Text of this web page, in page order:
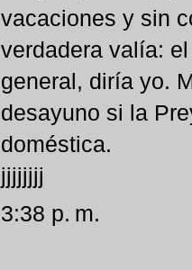
vacaciones y sin
verdadera valía:
general, diría yo.
desayuno si la
doméstica.
jjjjjjjj
3:38 p. m.